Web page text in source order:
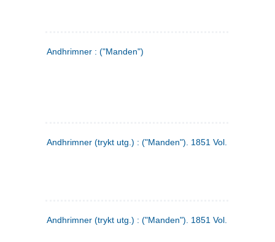
Andhrimner : ("Manden")
Andhrimner (trykt utg.) : ("Manden"). 1851 Vol. 2 Nr. 1
Andhrimner (trykt utg.) : ("Manden"). 1851 Vol. 1 Nr. 10